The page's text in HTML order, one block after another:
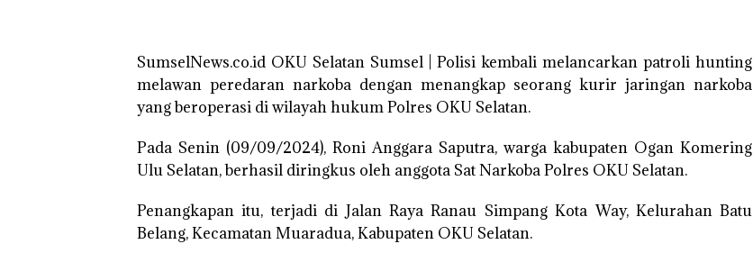
SumselNews.co.id OKU Selatan Sumsel | Polisi kembali melancarkan patroli hunting
melawan peredaran narkoba dengan menangkap seorang kurir jaringan narkoba
yang beroperasi di wilayah hukum Polres OKU Selatan.
Pada Senin (09/09/2024), Roni Anggara Saputra, warga kabupaten Ogan Komering
Ulu Selatan, berhasil diringkus oleh anggota Sat Narkoba Polres OKU Selatan.
Penangkapan itu, terjadi di Jalan Raya Ranau Simpang Kota Way, Kelurahan Batu
Belang, Kecamatan Muaradua, Kabupaten OKU Selatan.